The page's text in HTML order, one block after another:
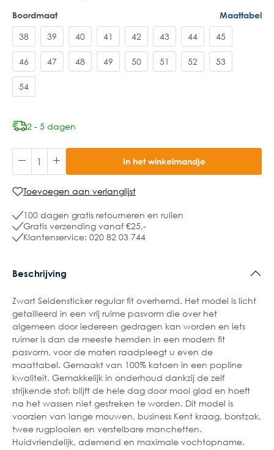
Boordmaat Maattabel
38 39 40 41 42 43 44 45
46 47 48 49 50 51 52 53
54
2 - 5 dagen
In het winkelmandje
Toevoegen aan verlanglijst
100 dagen gratis retourneren en ruilen
Gratis verzending vanaf €25,-
Klantenservice: 020 82 03 744
Beschrijving
Zwart Seidensticker regular fit overhemd. Het model is licht
getailleerd in een vrij ruime pasvorm die over het
algemeen door iedereen gedragen kan worden en iets
ruimer is dan de meeste hemden in een modern fit
pasvorm, voor de maten raadpleegt u even de
maattabel. Gemaakt van 100% katoen in een popline
kwaliteit. Gemakkelijk in onderhoud dankzij de zelf
strijkende stof: blijft de hele dag door mooi glad en hoeft
na het wassen niet gestreken te worden. Dit model is
voorzien van lange mouwen, business Kent kraag, borstzak,
twee rugplooien en verstelbare manchetten.
Huidvriendelijk, ademend en maximale vochtopname.